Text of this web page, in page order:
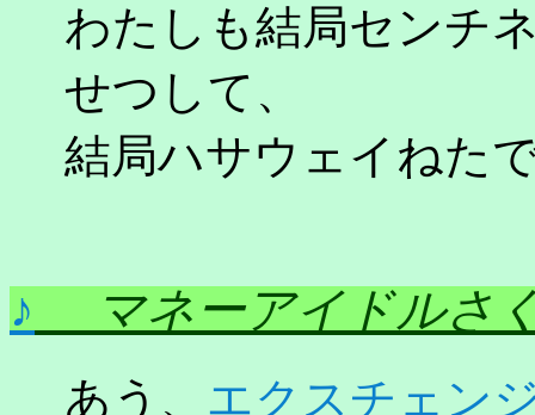
わたしも結局センチ
せつして、
結局ハサウェイねた
♪ マネーアイドルさ
あう、 エクスチェン